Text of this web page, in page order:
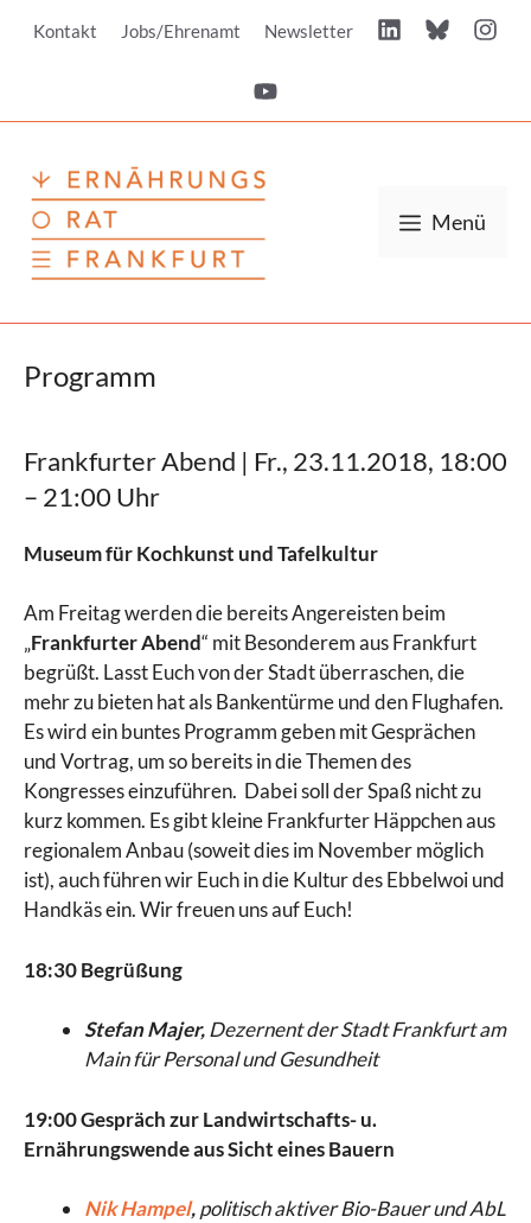
InhaltKontakt Jobs/Ehrenamt Newsletter
Menü
Programm
Frankfurter Abend | Fr., 23.11.2018, 18:00
– 21:00 Uhr
Museum für Kochkunst und Tafelkultur
Am Freitag werden die bereits Angereisten beim
„Frankfurter Abend“ mit Besonderem aus Frankfurt
begrüßt. Lasst Euch von der Stadt überraschen, die
mehr zu bieten hat als Bankentürme und den Flughafen.
Es wird ein buntes Programm geben mit Gesprächen
und Vortrag, um so bereits in die Themen des
Kongresses einzuführen. Dabei soll der Spaß nicht zu
kurz kommen. Es gibt kleine Frankfurter Häppchen aus
regionalem Anbau (soweit dies im November möglich
ist), auch führen wir Euch in die Kultur des Ebbelwoi und
Handkäs ein. Wir freuen uns auf Euch!
18:30 Begrüßung
Stefan Majer,Dezernent der Stadt Frankfurt am
Main für Personal und Gesundheit
19:00 Gespräch zur Landwirtschafts- u.
Ernährungswende aus Sicht eines Bauern
Nik Hampel,politisch aktiver Bio-Bauer und AbL